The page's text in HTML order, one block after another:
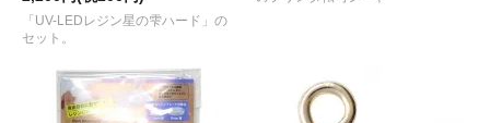
「UV-LEDレジン星の雫ハード」の
セット。